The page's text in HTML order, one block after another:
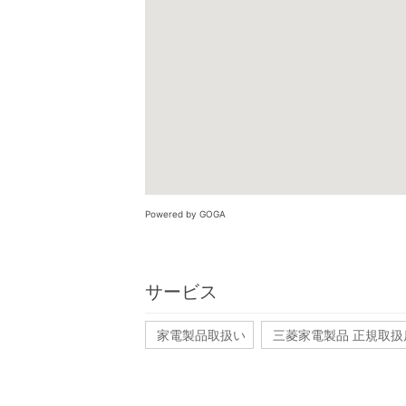
Powered by GOGA
サービス
家電製品取扱い 三菱家電製品 正規取扱